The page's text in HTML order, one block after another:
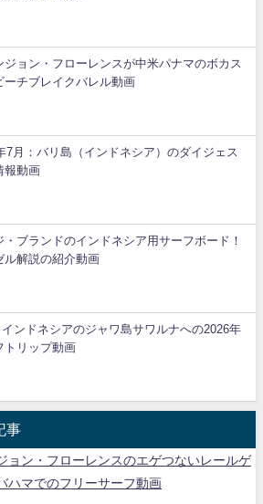
ジョン・フローレンスが中米パナマのボカス
ーチブレイクバレル動画
7月：バリ島（インドネシア）のダイジェス
報動画
・ブランドのインドネシア用サーフボード！
ル解説の紹介動画
インドネシアのジャワ島サワルナへの2026年
トリップ動画
事
ョン・フローレンスのエゲつないレールゲ
ハマでのフリーサーフ動画